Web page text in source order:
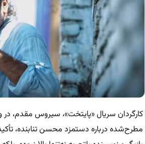
کارگردان سریال «پایتخت»، سیروس مقدم،
مطرح‌شده درباره دستمزد محسن تنابنده،